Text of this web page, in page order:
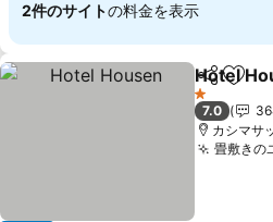
2件のサイトの料金を表示
シェアお気
Hotel
1 ホテルのラ
7.0
カシマサ
畳敷きの